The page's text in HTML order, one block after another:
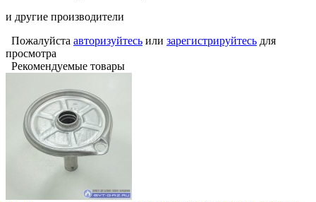
и другие производители
Пожалуйста авторизуйтесь или зарегистрируйтесь для
просмотра
Рекомендуемые товары